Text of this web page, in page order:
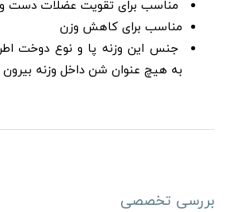
مناسب برای تقویت عضلات دست و
مناسب برای کاهش وزن
جنس این وزنه پا و نوع دوخت
به هیچ عنوان شن داخل وزنه بیرون
بررسی تخصصی